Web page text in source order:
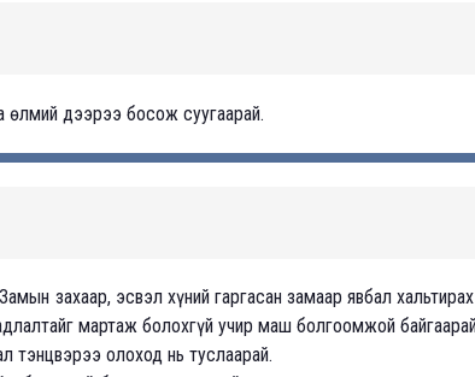
өлмий дээрээ босож суугаарай.
захаар, эсвэл хүний гаргасан замаар явбал
мартаж болохгүй учир маш болгоомжой
тэнцвэрээ олоход нь туслаарай.